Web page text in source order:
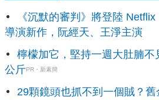
《沉默的審判》將登陸 Netflix
導演新作，阮經天、王淨主演
檸檬加它，堅持一週大肚腩不
公斤PR・新素簡
29顆鏡頭也抓不到一個賊？